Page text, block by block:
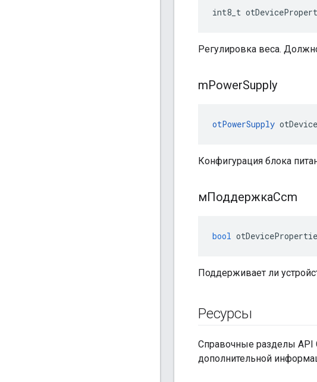
int8_t
Регулировка веса.
mPowerSupply
otPowerSupply
Конфигурация блока
мПоддержкаCcm
bool
Поддерживает ли
Ресурсы
Справочные разделы API
дополнительной